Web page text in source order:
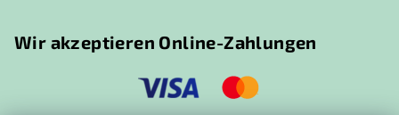
Wir akzeptieren Online-Zahlungen